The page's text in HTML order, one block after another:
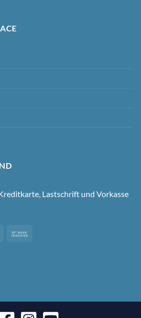
Lastschrift und Vorkasse
MasterCard